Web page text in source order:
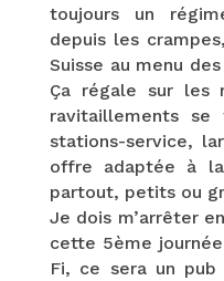
toujours un
depuis les
Suisse au menu
Ça régale sur les
ravitaillements se
stations-service,
offre adaptée à
partout, petits ou
Je dois m’arrêter
cette 5ème
Fi, ce sera un